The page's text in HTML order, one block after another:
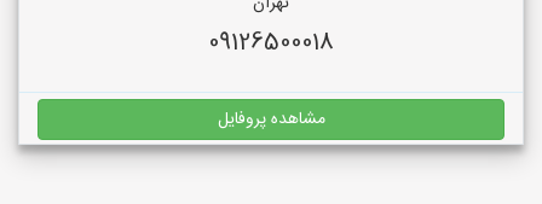
09126500018
مشاهده پروفایل